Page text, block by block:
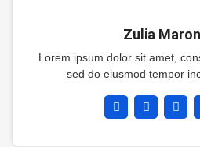
Zulia
Lorem ipsum dolor sit amet,
sed do eiusmod tempor